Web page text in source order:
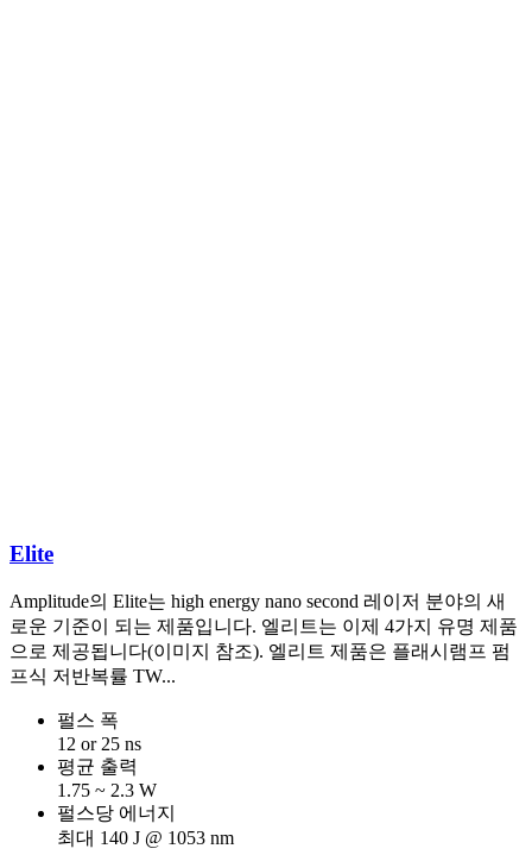
Elite
Amplitude의 Elite는 high energy nano second 레이저 분야의 새
로운 기준이 되는 제품입니다. 엘리트는 이제 4가지 유명 제품
으로 제공됩니다(이미지 참조). 엘리트 제품은 플래시램프 펌
프식 저반복률 TW...
펄스 폭
12 or 25 ns
평균 출력
1.75 ~ 2.3 W
펄스당 에너지
최대 140 J @ 1053 nm